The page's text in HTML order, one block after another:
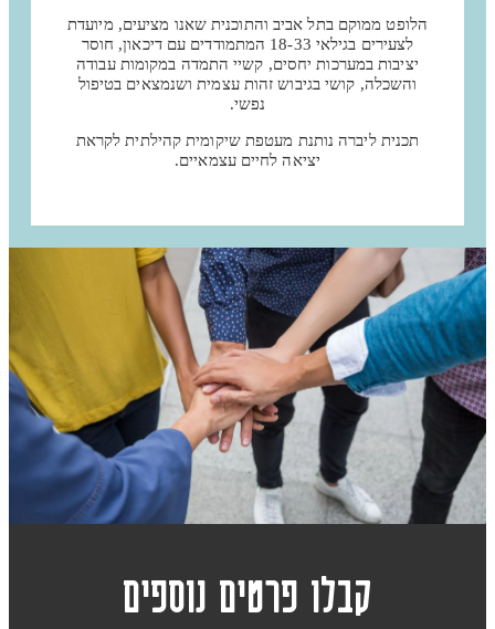
הלופט ממוקם בתל אביב והתוכנית שאנו מציעים, מיועדת
לצעירים בגילאי 18-33 המתמודדים עם דיכאון, חוסר
יציבות במערכות יחסים, קשיי התמדה במקומות עבודה
והשכלה, קושי בגיבוש זהות עצמית ושנמצאים בטיפול
נפשי.
תכנית ליברה נותנת מעטפת שיקומית קהילתית לקראת
יציאה לחיים עצמאיים.
קבלו פרטים נוספים